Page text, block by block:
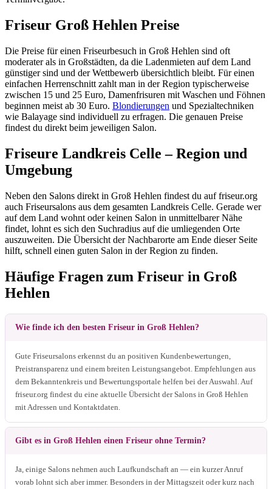
Friseur Groß Hehlen Preise
Die Preise für einen Friseurbesuch in Groß Hehlen sind oft
moderater als in Großstädten, da die Ladenmieten auf dem Land
günstiger sind und der Wettbewerb übersichtlich bleibt. Für einen
einfachen Herrenschnitt zahlt man in der Region typischerweise
zwischen 15 und 25 Euro, Damenfrisuren mit Waschen und Föhnen
beginnen meist ab 30 Euro. Blondierungen und Spezialtechniken
wie Balayage sind individuell zu erfragen. Die genauen Preise
findest du direkt beim jeweiligen Salon.
Friseure Landkreis Celle – Region und
Umgebung
Neben den Salons direkt in Groß Hehlen findest du auf friseur.org
auch Friseursalons aus dem gesamten Landkreis Celle. Gerade wer
auf dem Land wohnt oder keinen Salon in unmittelbarer Nähe
findet, lohnt es sich den Suchradius auf die umliegenden Orte
auszuweiten. Die Übersicht der Nachbarorte am Ende dieser Seite
hilft, schnell einen guten Salon in der Region zu finden.
Häufige Fragen zum Friseur in Groß
Hehlen
Wie finde ich den besten Friseur in Groß Hehlen?
Gute Friseursalons erkennst du an positiven Kundenbewertungen,
Preistransparenz und einem breiten Leistungsangebot. Empfehlungen aus
dem Bekanntenkreis und Bewertungsportale helfen bei der Auswahl. Auf
friseur.org findest du eine aktuelle Übersicht der Salons in Groß Hehlen
mit Adressen und Kontaktdaten.
Gibt es in Groß Hehlen einen Friseur ohne Termin?
Ja, einige Salons nehmen auch Laufkundschaft an — ein kurzer Anruf
vorab lohnt sich aber immer. Besonders in der Mittagszeit oder kurz nach